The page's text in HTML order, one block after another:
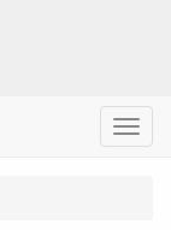
Menu